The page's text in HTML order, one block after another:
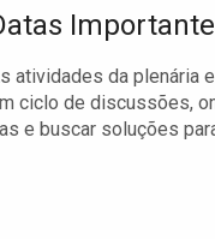
atividades da plenária
ciclo de discussões,
e buscar soluções